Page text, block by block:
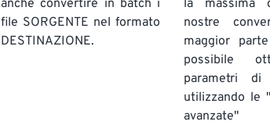
anche convertire in batch i
file SORGENTE nel formato
DESTINAZIONE.
la massima
nostre
maggior
possibile
parametri di
utilizzando le
avanzate"